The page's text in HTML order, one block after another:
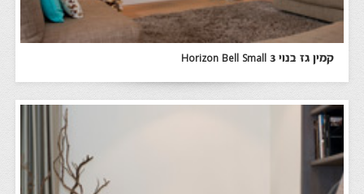
קמין גז בנוי Horizon Bell Small 3